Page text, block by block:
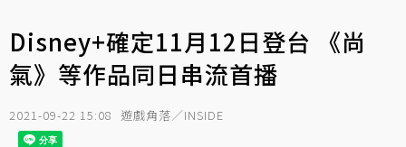
Disney+確定11月12日登台 《尚
氣》等作品同日串流首播
2021-09-22 15:08 遊戲角落／INSIDE